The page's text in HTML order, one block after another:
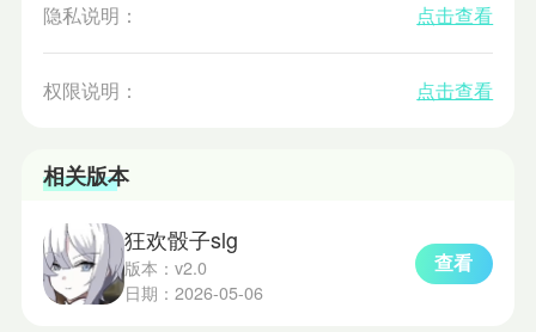
隐私说明： 点击查看
权限说明： 点击查看
相关版本
狂欢骰子slg
版本：v2.0
日期：2026-05-06
查看